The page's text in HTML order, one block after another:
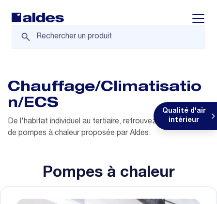
Qualité d'air
intérieur
Chauffage/Climatisatio
n/ECS
De l'habitat individuel au tertiaire, retrouvez toute l'offre
de pompes à chaleur proposée par Aldes.
Pompes à chaleur